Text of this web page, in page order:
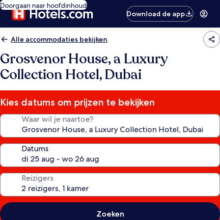
Doorgaan naar hoofdinhoud
Download de app
Alle accommodaties bekijken
Grosvenor House, a Luxury
Collection Hotel, Dubai
Kies datums om prijzen te bekijken
Waar wil je naartoe?
Datums
Reizigers
Zoeken